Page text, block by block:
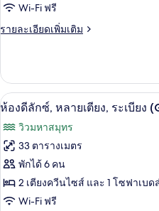
พัก,
หลาย
ระเบียง
(Gulf
View)
Wi-Fi ฟรี
รายละเอียดเพิ่มเติม
ราย
เกี่ยว
กับ
ห้อง
หลาย
เตียง,
ระเบียง
(Gulf
View)
เปิด
ภาพถ่าย
ทั้งหมด
ของ
ห้อง
ดี
7
ห้องดีลักซ์, หลายเตียง, ระเบียง
วิวมหาสมุทร
33 ตารางเมตร
พักได้ 6 คน
2 เตียงควีนไซส์ และ 1 โซฟาเบ
Wi-Fi ฟรี